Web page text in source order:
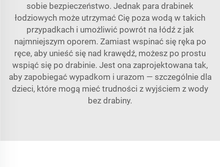
sobie bezpieczeństwo. Jednak para drabinek
łodziowych może utrzymać Cię poza wodą w takich
przypadkach i umożliwić powrót na łódź z jak
najmniejszym oporem. Zamiast wspinać się ręka po
ręce, aby unieść się nad krawędź, możesz po prostu
wspiąć się po drabinie. Jest ona zaprojektowana tak,
aby zapobiegać wypadkom i urazom — szczególnie dla
dzieci, które mogą mieć trudności z wyjściem z wody
bez drabiny.